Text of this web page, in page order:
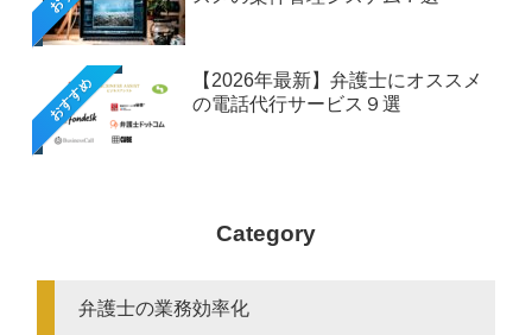
おすすめ
【2026年最新】弁護士にオススメ
の電話代行サービス９選
Category
弁護士の業務効率化